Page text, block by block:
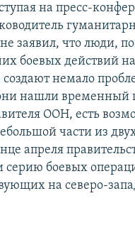
НА РАССЫЛКУ
на пресс-
заявил, что люди,
боевых действий
немало
нашли временный
ООН, есть
части из
апреля
серию боевых
на северо-